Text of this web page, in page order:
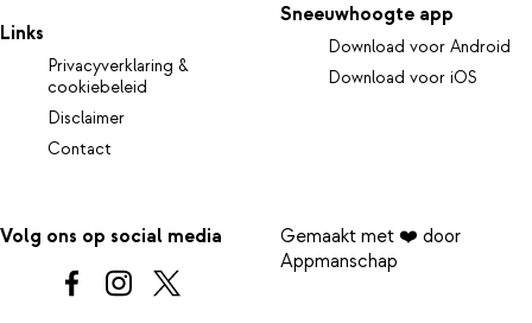
Links
Privacyverklaring &
cookiebeleid
Disclaimer
Contact
Sneeuwhoogte app
Download voor Android
Download voor iOS
Volg ons op social media
Gemaakt met ❤️ door
Appmanschap